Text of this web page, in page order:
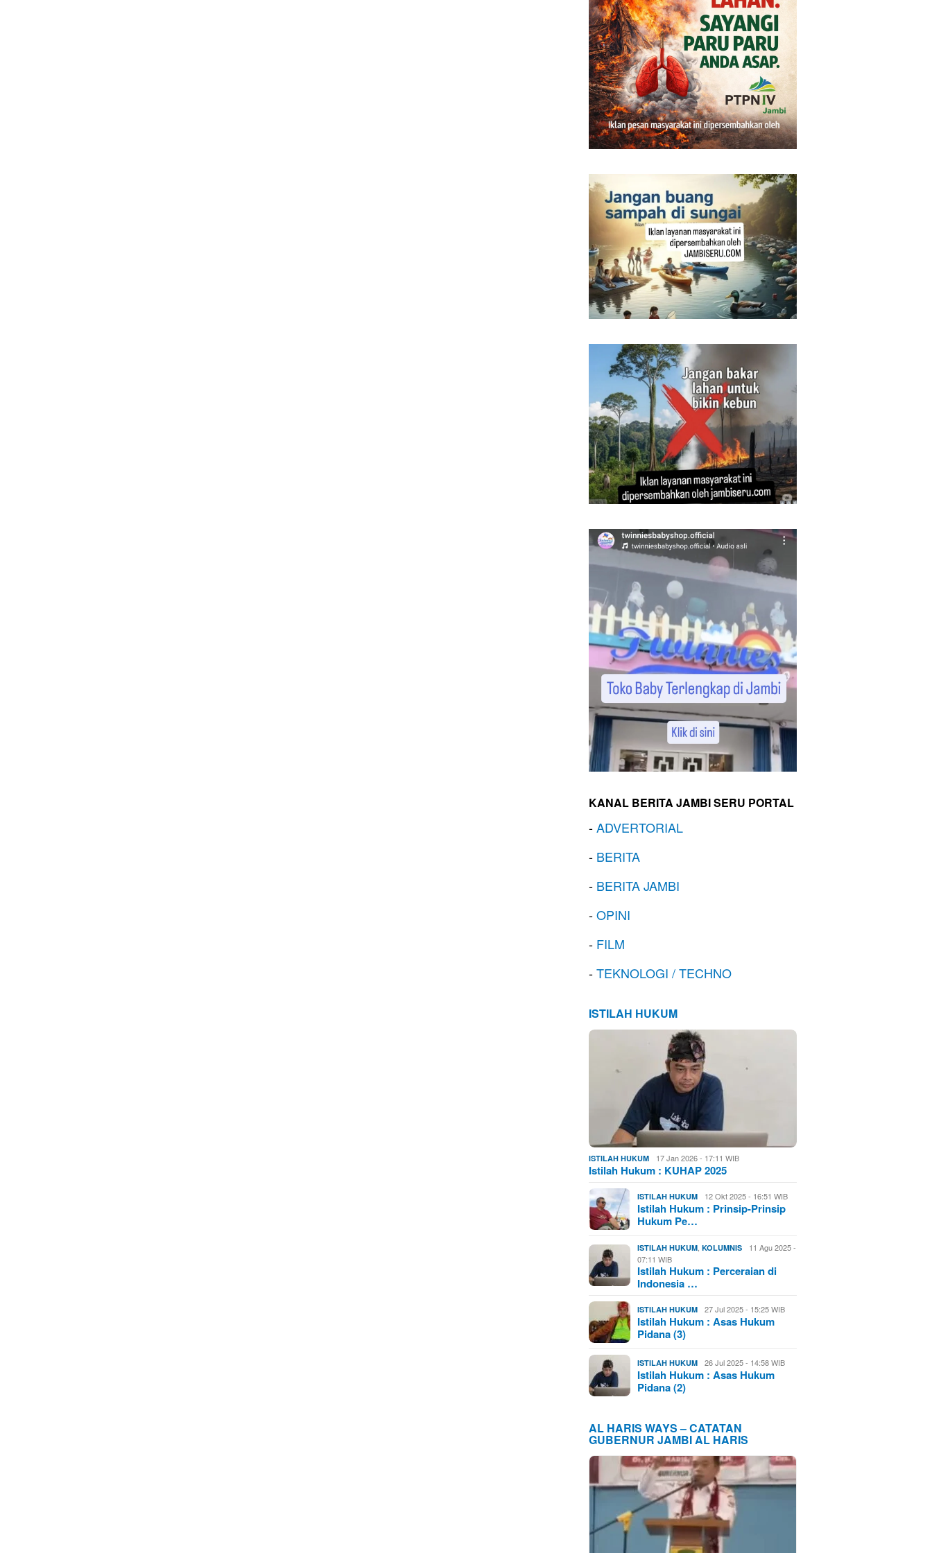
KANAL BERITA JAMBI SERU PORTAL
-ADVERTORIAL
- BERITA
- BERITA JAMBI
-OPINI
- FILM
-TEKNOLOGI / TECHNO
ISTILAH HUKUM
ISTILAH HUKUM 17 Jan 2026 - 17:11 WIB
Istilah Hukum : KUHAP 2025
ISTILAH HUKUM 12 Okt 2025 - 16:51 WIB
Istilah Hukum : Prinsip-Prinsip
Hukum Pe…
ISTILAH HUKUM ,KOLUMNIS
11 Agu 2025 -
07:11 WIB
Istilah Hukum : Perceraian di
Indonesia …
ISTILAH HUKUM 27 Jul 2025 - 15:25 WIB
Istilah Hukum : Asas Hukum
Pidana (3)
ISTILAH HUKUM 26 Jul 2025 - 14:58 WIB
Istilah Hukum : Asas Hukum
Pidana (2)
AL HARIS WAYS – CATATAN
GUBERNUR JAMBI AL HARIS